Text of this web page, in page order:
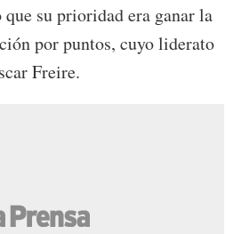
su prioridad era ganar la
por puntos, cuyo liderato
Freire.